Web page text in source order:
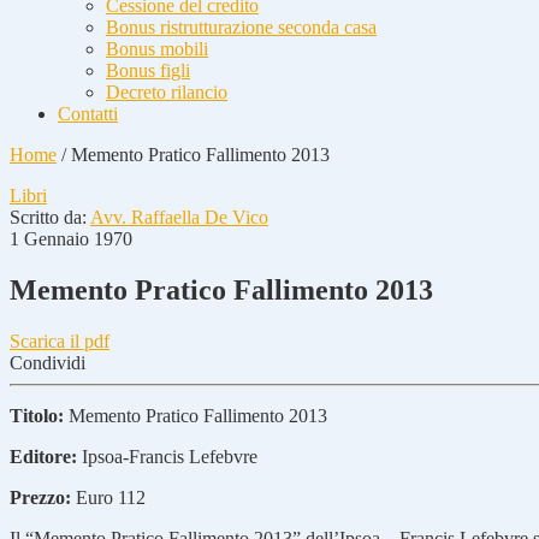
Cessione del credito
Bonus ristrutturazione seconda casa
Bonus mobili
Bonus figli
Decreto rilancio
Contatti
Home /Memento Pratico Fallimento 2013
Libri
Scritto da: Avv. Raffaella De Vico
1 Gennaio 1970
Memento Pratico Fallimento 2013
Scarica il pdf
Condividi
Titolo: Memento Pratico Fallimento 2013
Editore: Ipsoa-Francis Lefebvre
Prezzo: Euro 112